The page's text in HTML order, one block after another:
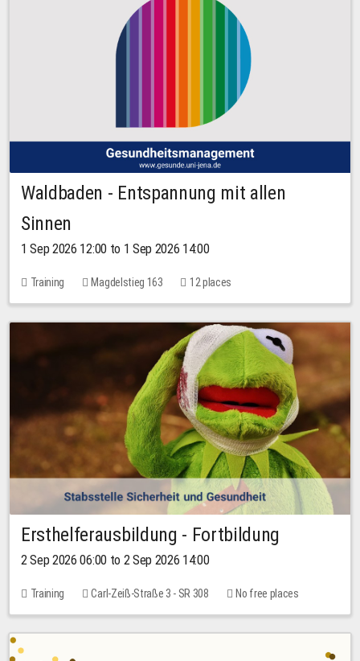
Waldbaden - Entspannung mit allen
Sinnen
1 Sep 2026 12:00 to 1 Sep 2026 14:00
Training Magdelstieg 163 12 places
Ersthelferausbildung - Fortbildung
2 Sep 2026 06:00 to 2 Sep 2026 14:00
Training Carl-Zeiß-Straße 3 - SR 308 No free places